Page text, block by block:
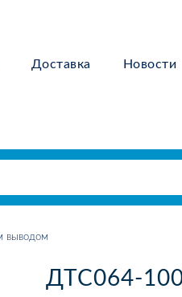
Доставка Новости
выводом
ДТС064-